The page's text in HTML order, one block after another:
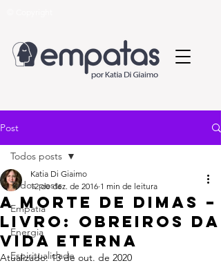
Post
Todos posts
Empatia
Energia
Espiritualidade
Todos posts
A Morte de Dimas –
livro: Obreiros da
Vida Eterna
Katia Di Giaimo
12 de dez. de 2016 1 min de leitura
Atualizado:13 de out. de 2020